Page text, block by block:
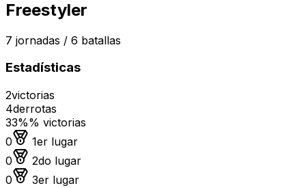
Freestyler
7 jornadas / 6 batallas
Estadísticas
2victorias
4derrotas
33%% victorias
0
Medalla de oro
1er lugar
0
Medalla de plata
2do lugar
0
Medalla de bronce
3er lugar